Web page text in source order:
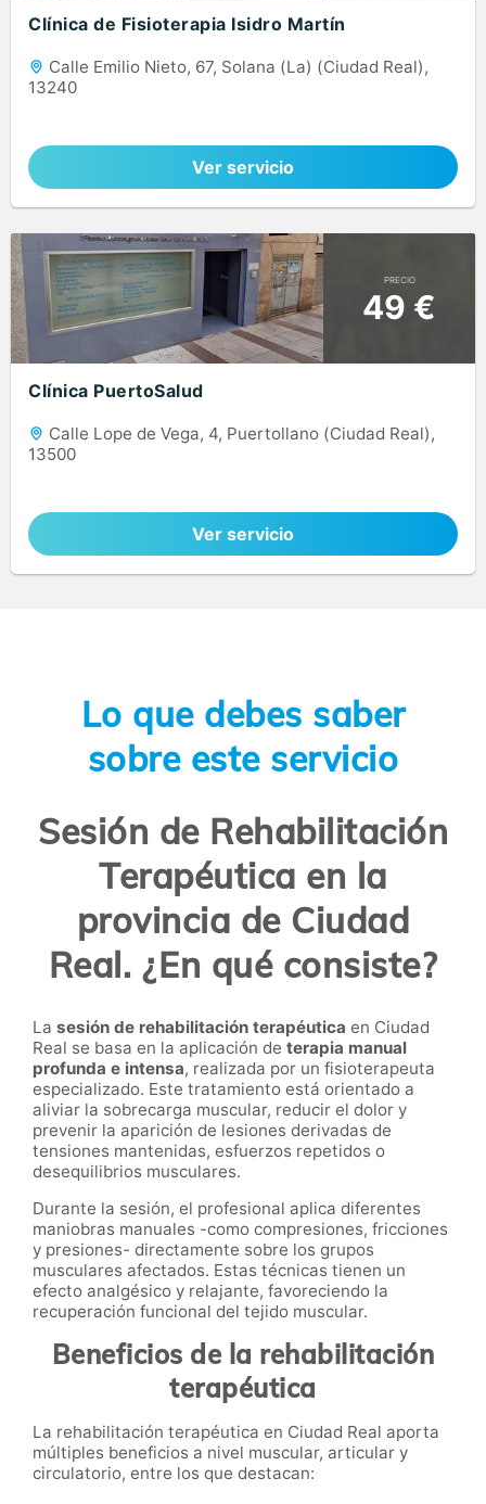
Clínica de Fisioterapia Isidro Martín
Calle Emilio Nieto, 67, Solana (La) (Ciudad Real),
13240
Ver servicio
PRECIO
49 €
Clínica PuertoSalud
Calle Lope de Vega, 4, Puertollano (Ciudad Real),
13500
Ver servicio
Lo que debes saber
sobre este servicio
Sesión de Rehabilitación
Terapéutica en la
provincia de Ciudad
Real. ¿En qué consiste?
La sesión de rehabilitación terapéutica en Ciudad
Real se basa en la aplicación de terapia manual
profunda e intensa, realizada por un fisioterapeuta
especializado. Este tratamiento está orientado a
aliviar la sobrecarga muscular, reducir el dolor y
prevenir la aparición de lesiones derivadas de
tensiones mantenidas, esfuerzos repetidos o
desequilibrios musculares.
Durante la sesión, el profesional aplica diferentes
maniobras manuales -como compresiones, fricciones
y presiones- directamente sobre los grupos
musculares afectados. Estas técnicas tienen un
efecto analgésico y relajante, favoreciendo la
recuperación funcional del tejido muscular.
Beneficios de la rehabilitación
terapéutica
La rehabilitación terapéutica en Ciudad Real aporta
múltiples beneficios a nivel muscular, articular y
circulatorio, entre los que destacan: